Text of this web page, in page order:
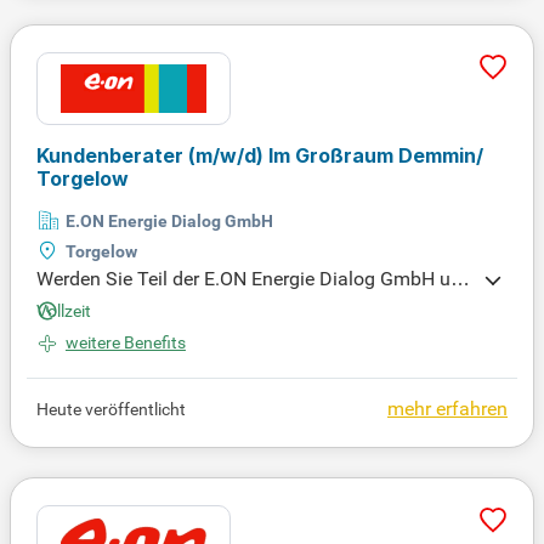
nbankbetrieb zu gewährleisten. Werde Teil unseres
innovativen Unternehmens und forme die Zukunft
der Energiebranche!
Kundenberater (m/w/d) Im Großraum Demmin/
Torgelow
E.ON Energie Dialog GmbH
Torgelow
Werden Sie Teil der E.ON Energie Dialog GmbH und
gestalten Sie die Energiezukunft mit! Gemeinsam b
ieten wir innovative Energielösungen und herausra
genden Kundenservice. Entdecken Sie Ihre Karriere
chancen – jetzt bewerben für die vollständige Stell
enbeschreibung!
Vollzeit
weitere Benefits
mehr erfahren
Heute veröffentlicht